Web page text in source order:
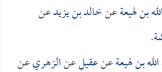
بن لهيعةعنخالد بن يزيدعن
.
بن لهيعةعنعقيلعنالزهريعن